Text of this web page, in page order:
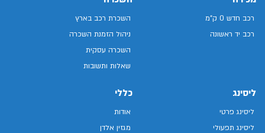
רכב חדש 0 ק"מ
רכב יד ראשונה
השכרת רכב בארץ
ניהול הזמנת השכרה
השכרה עסקית
שאלות ותשובות
ליסינג
ליסינג פרטי
ליסינג תפעולי
כללי
אודות
מגזין אלדן